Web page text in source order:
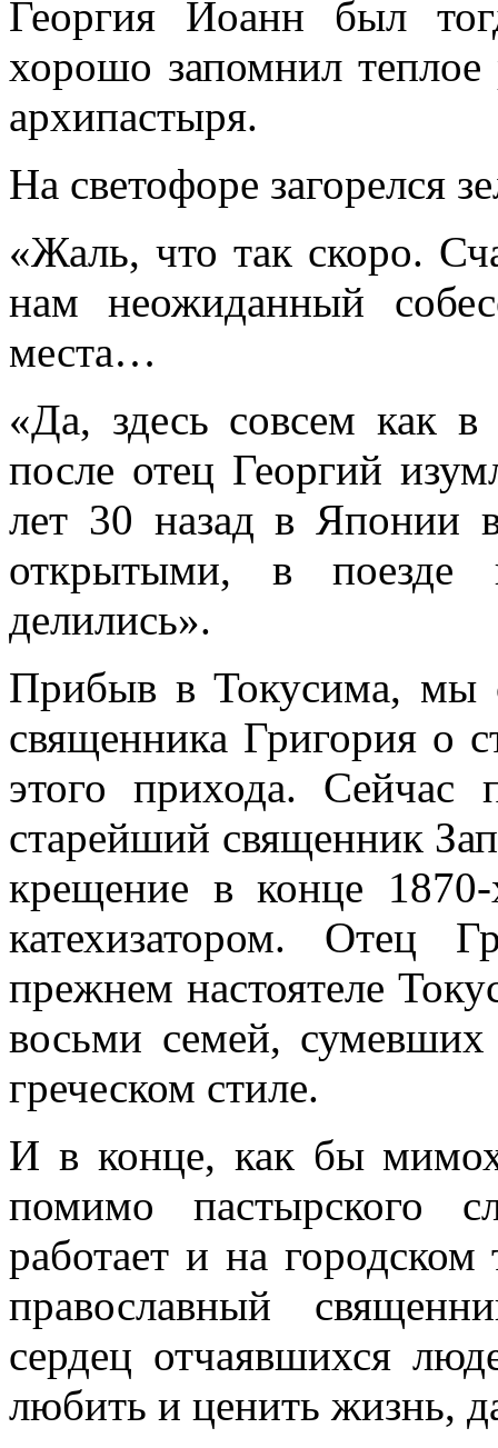
Георгия Иоанн был
хорошо запомнил
архипастыря.
На светофоре загорелся
«Жаль, что так скоро.
нам неожиданный
места…
«Да, здесь совсем как
после отец Георгий
лет 30 назад в Японии
открытыми, в поезде
делились».
Прибыв в Токусима, мы
священника Григория о
этого прихода. Сейчас
старейший священник
крещение в конце
катехизатором. Отец
прежнем настоятеле
восьми семей,
греческом стиле.
И в конце, как бы
помимо пастырского
работает и на
православный
сердец отчаявшихся
любить и ценить жизнь,